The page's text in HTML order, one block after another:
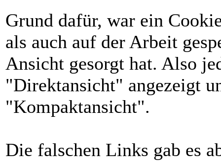
Grund dafür, war ein
als auch auf der Arbeit
Ansicht gesorgt hat. Also
"Direktansicht" angezeigt
"Kompaktansicht".
Die falschen Links gab es